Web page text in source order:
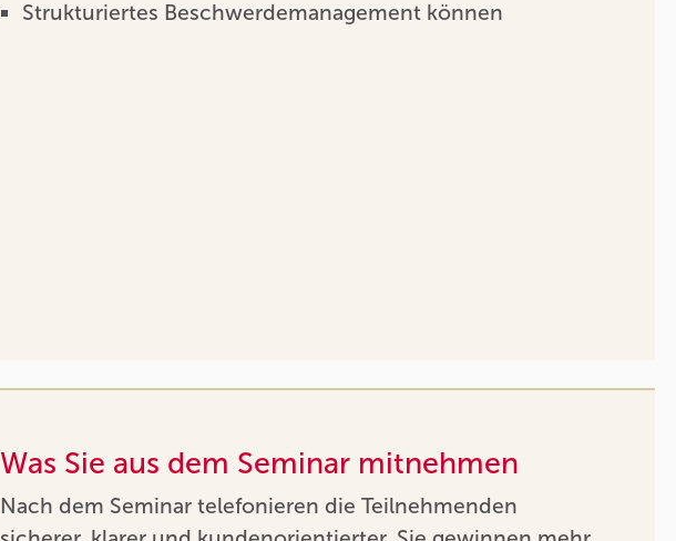
Strukturiertes Beschwerdemanagement können
Was Sie aus dem Seminar mitnehmen
Nach dem Seminar telefonieren die Teilnehmenden